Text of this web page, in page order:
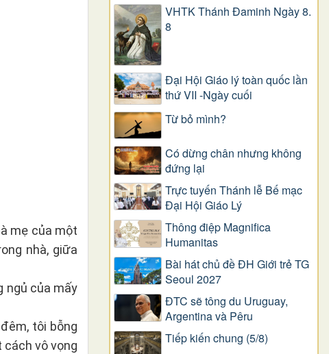
mẹ của một
nhà, giữa
ngủ của mấy
tôi bỗng
vô vọng
VHTK Thánh Đaminh Ngày 8.
8
Đại Hội Giáo lý toàn quốc lần
thứ VII -Ngày cuối
Từ bỏ mình?
Có dừng chân nhưng không
đứng lại
Trực tuyến Thánh lễ Bế mạc
Đại Hội Giáo Lý
Thông điệp Magnifica
Humanitas
Bài hát chủ đề ĐH Giới trẻ TG
Seoul 2027
ĐTC sẽ tông du Uruguay,
Argentina và Pêru
Tiếp kiến chung (5/8)